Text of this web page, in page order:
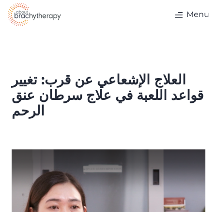
Skip to content
Menu
العلاج الإشعاعي عن قرب: تغيير
قواعد اللعبة في علاج سرطان عنق
الرحم